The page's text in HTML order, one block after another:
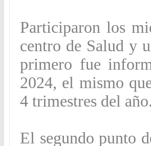
Participaron los
centro de Salud y
primero fue
2024, el mismo
4 trimestres del año.
El segundo punto